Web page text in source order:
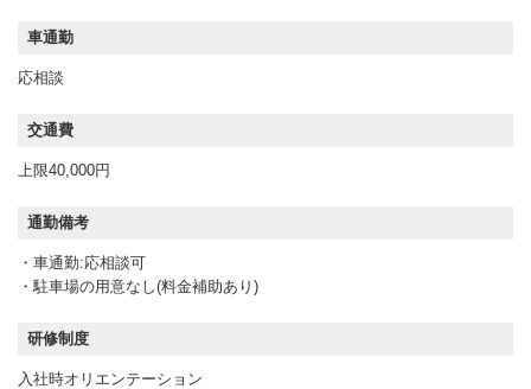
車通勤
応相談
交通費
上限40,000円
通勤備考
・車通勤:応相談可
・駐車場の用意なし(料金補助あり)
研修制度
入社時オリエンテーション